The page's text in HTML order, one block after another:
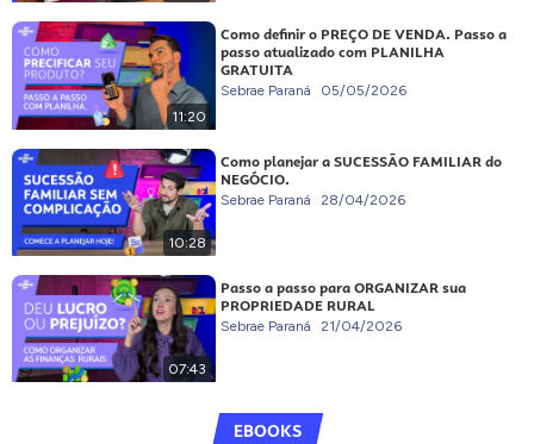
11:20
Como definir o PREÇO DE VENDA. Passo a
passo atualizado com PLANILHA
GRATUITA
Sebrae Paraná 05/05/2026
10:28
Como planejar a SUCESSÃO FAMILIAR do
NEGÓCIO.
Sebrae Paraná 28/04/2026
07:43
Passo a passo para ORGANIZAR sua
PROPRIEDADE RURAL
Sebrae Paraná 21/04/2026
EBOOKS